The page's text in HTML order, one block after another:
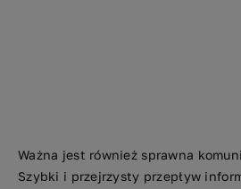
Ważna jest również sprawna
Szybki i przejrzysty przepływ